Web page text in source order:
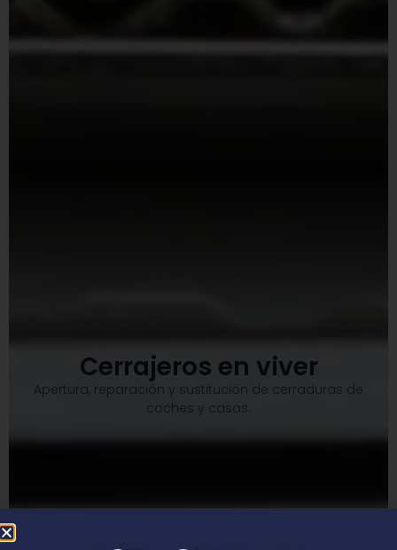
Cerrajeros en viver
Apertura, reparación y sustitución de cerraduras de
coches y casas.​